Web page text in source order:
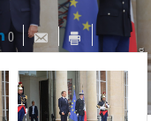
0